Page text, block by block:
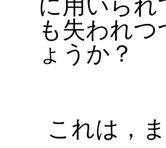
に用いられ
も失われ
ょうか？
これは，ま